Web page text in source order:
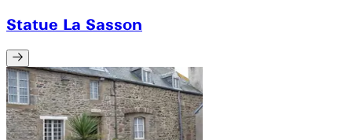
Statue La Sasson